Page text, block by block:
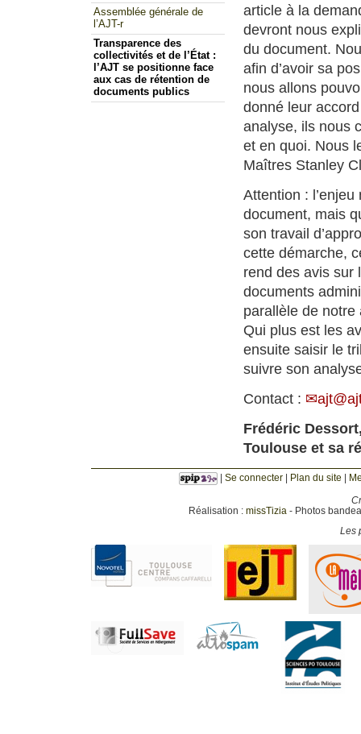
article à la
devront nous
du document.
afin d’avoir sa
nous allons
donné leur
analyse, ils nous
et en quoi. Nous
Maîtres Stanley
Attention :
document, mais
son travail
cette démarche,
rend des avis sur
documents
parallèle de notre
Qui plus est les
ensuite saisir le
suivre son
Contact :
ajt@
Frédéric
Toulouse et sa
Assemblée générale de
l’AJT-r
Transparence des
collectivités et de l’État :
l’AJT se positionne face
aux cas de rétention de
documents publics
Se connecter Plan du site
Réalisation : missTizia - Photos
Les